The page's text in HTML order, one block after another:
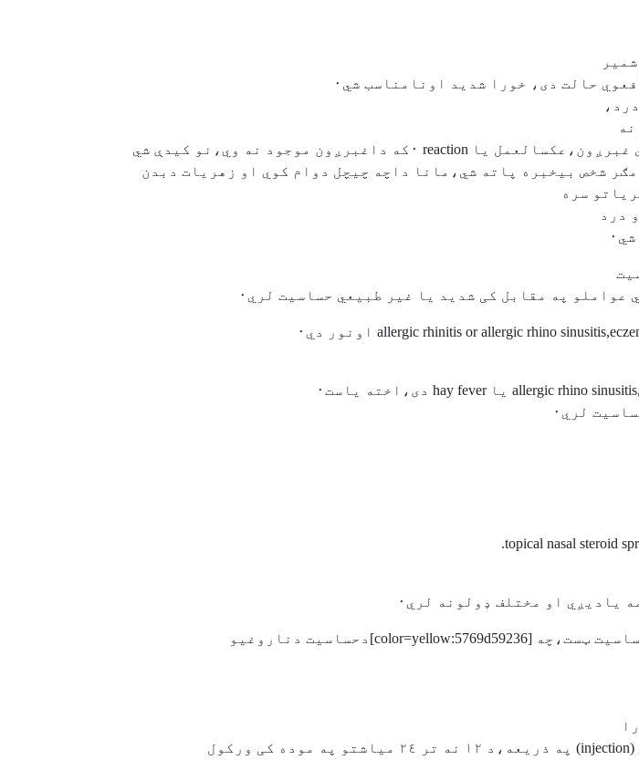
حالت دی، خورا شديد اونامناسب شي٠
شخص بيخبره پاته شي،مانا داچه چيچل دوام کوي او زهريات دبدن
سره
درد
په مقابل کی شدید يا غير طبيعي حساسيت لري٠
که حساسيت ډير شديد وي دويني معاينه ( RAST,IgE) او يا دپوټکي دحساسيت ټست،چه [color=yellow:5769d59236]دحساسيت دناروغيو
لږ مقدار په هره اونئ يا ددوو اونيو کی يوځل ،ناروغ ته پيچکاري (injection) په ذريعه،د ١٢ نه تر ٢٤ مياشتو په موده کی ورکول